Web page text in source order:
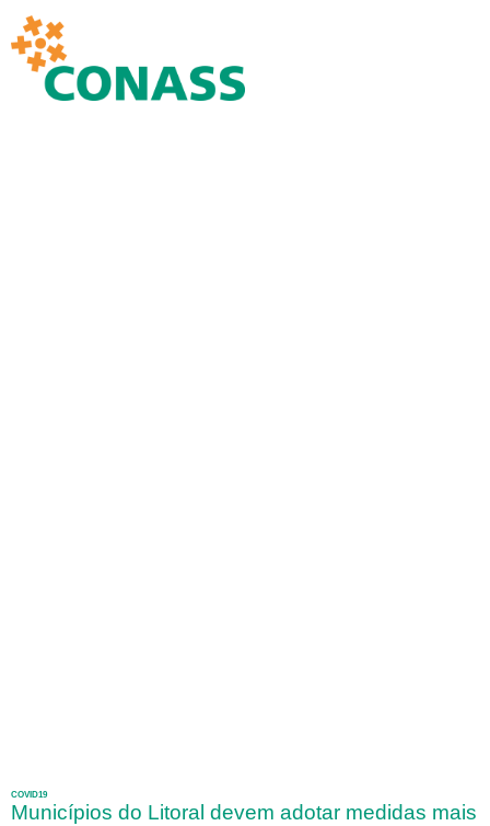
COVID19
Municípios do Litoral devem adotar medidas mais